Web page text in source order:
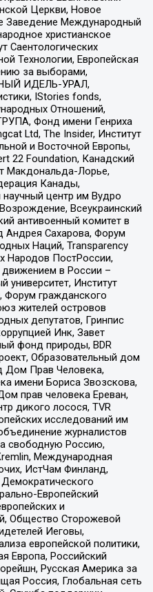
Церкви, Новое
Заведение Международный
христианское
Саентологических
Технологии, Европейская
за выборами,
ИДЕЛЬ-УРАЛ,
IStories fonds,
Отношений,
Фонд имени Генриха
Ltd, The Insider, Институт
и Восточной Европы,
22 Foundation, Канадский
Макдональда-Лорье,
Канады,
центр им Вудро
Всеукраинский
антивоенный комитет в
Сахарова, Форум
Наций, Transparеncy
Народов ПостРоссии,
в России –
университет, Институт
Форум гражданского
жителей островов
депутатов, Гринпис
Инк, Завет
фонд природы, BDR
Образовательный дом
Дом Прав Человека,
имени Бориса Звозскова,
прав человека Ереван,
дикого лосося, TVR
исследований им
журналистов
свободную Россию,
Международная
ИстЧам Финланд,
Европейский
и
Общество Сторожевой
Иеговы,
европейской политики,
Европа, Российский
Русская Америка за
Россия, Глобальная сеть